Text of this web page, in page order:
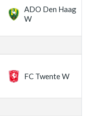
ADO Den Haag
W
FC Twente W